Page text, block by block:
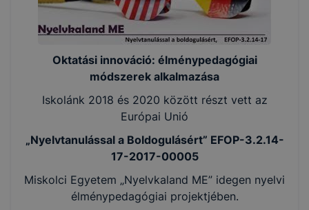
Oktatási innováció: élménypedagógiai
módszerek alkalmazása
Iskolánk 2018 és 2020 között részt vett az
Európai Unió
„Nyelvtanulással a Boldogulásért” EFOP-3.2.14-
17-2017-00005
Miskolci Egyetem „Nyelvkaland ME” idegen nyelvi
élménypedagógiai projektjében.